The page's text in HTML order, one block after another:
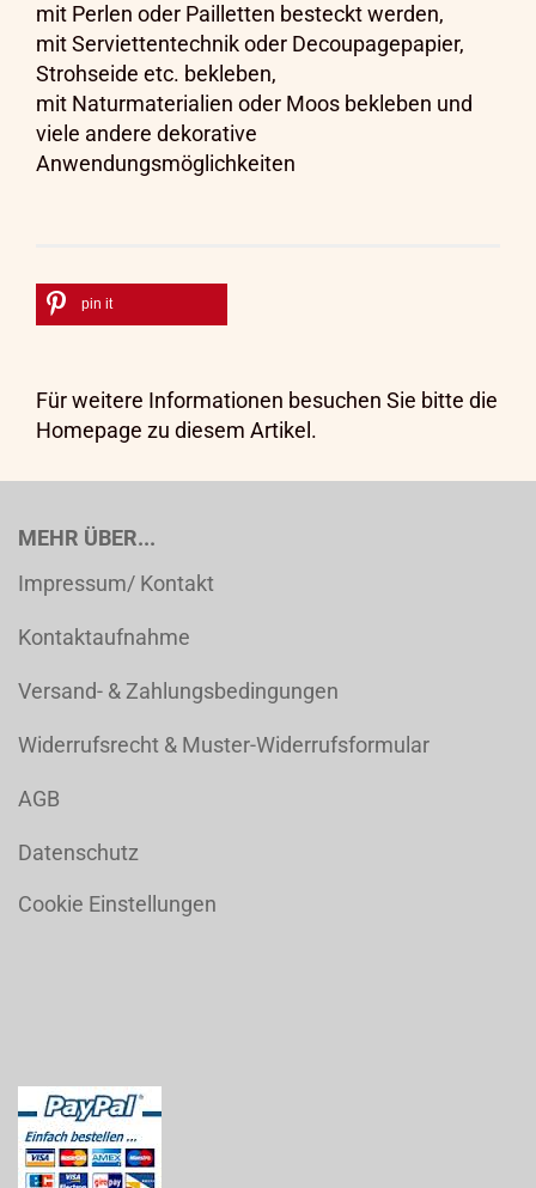
mit Perlen oder Pailletten besteckt werden,
mit Serviettentechnik oder Decoupagepapier,
Strohseide etc. bekleben,
mit Naturmaterialien oder Moos bekleben und
viele andere dekorative
Anwendungsmöglichkeiten
pin it
Für weitere Informationen besuchen Sie bitte die
Homepage zu diesem Artikel.
MEHR ÜBER...
Impressum/ Kontakt
Kontaktaufnahme
Versand- & Zahlungsbedingungen
Widerrufsrecht & Muster-Widerrufsformular
AGB
Datenschutz
Cookie Einstellungen